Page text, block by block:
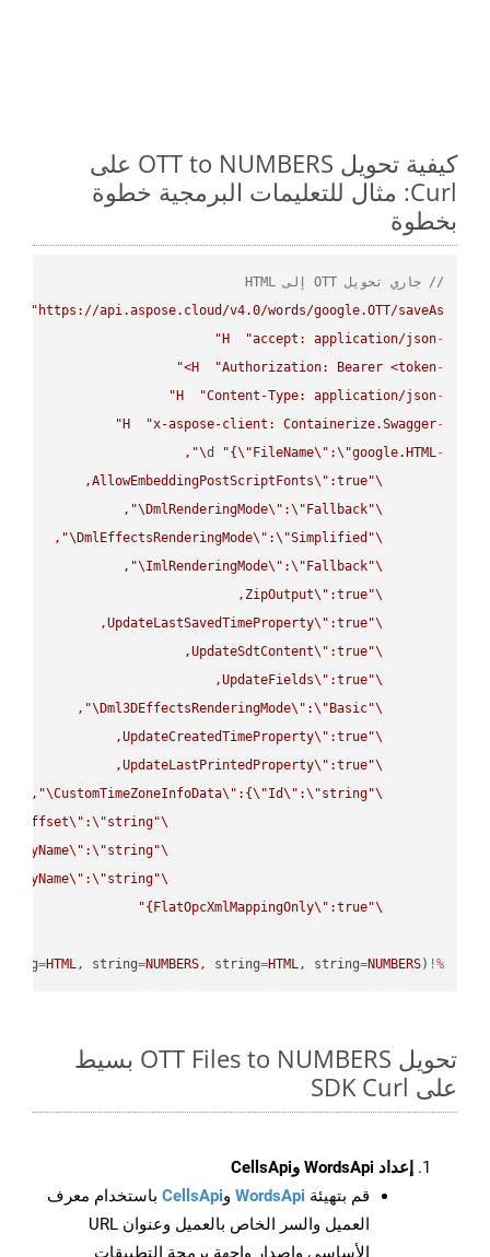
كيفية تحويل OTT to NUMBERS على
Curl: مثال للتعليمات البرمجية خطوة
بخطوة
// جاري تحويل OTT إلى HTML
"https://api.aspose.cloud/v4.0/words/google.OTT/saveAs"
-
H
"accept: application/json"
-
H
"Authorization: Bearer <token>"
-
H
"Content-Type: application/json"
-
H
"x-aspose-client: Containerize.Swagger"
-
d "{\" FileName\" :\"google.HTML
\"
\"
AllowEmbeddingPostScriptFonts\"
\"
DmlRenderingMode\" :\" Fallback
\"
\"
DmlEffectsRenderingMode\" :\"Simplified
\"
\"
ImlRenderingMode\" :\" Fallback
\"
\"
ZipOutput\"
\"
UpdateLastSavedTimeProperty\"
\"
UpdateSdtContent\"
\"
UpdateFields\"
\"
Dml3DEffectsRenderingMode\" :\" Basic
\"
\"
UpdateCreatedTimeProperty\"
\"
UpdateLastPrintedProperty\"
\"
CustomTimeZoneInfoData\" :{\"Id\" :\"string
\"
\"
\" :\"string
\"
\" :\"string
\"
\" :\"string
\"
FlatOpcXmlMappingOnly\" :true}"
%!
(
=HTML, string=NUMBERS, string=HTML, string=NUMBERS
تحويل OTT Files to NUMBERS بسيط
على SDK Curl
إعداد WordsApi وCellsApi
قم بتهيئة WordsApi وCellsApi باستخدام معرف
العميل والسر الخاص بالعميل وعنوان URL
الأساسي وإصدار واجهة برمجة التطبيقات